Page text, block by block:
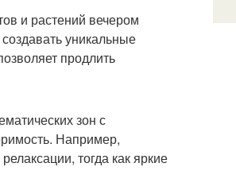
и растений вечером
уникальные
продлить
зон с
Например,
тогда как яркие